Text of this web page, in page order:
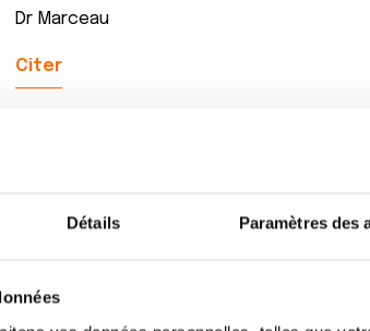
Détails Paramètres des
Dr Marceau
Citer